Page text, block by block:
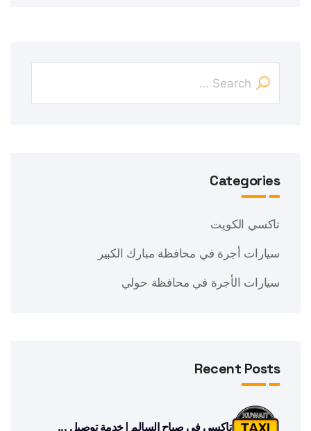
Categories
تاكسي الكويت
سيارات أجرة في محافظة مبارك الكبير
سيارات الأجرة في محافظة حولي
Recent Posts
تاكسي في صباح السالم | خدمة توصيل ...